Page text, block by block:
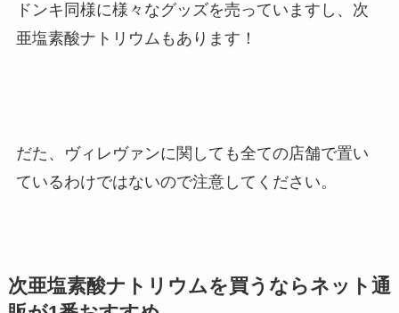
ドンキ同様に様々なグッズを売っていますし、次
亜塩素酸ナトリウムもあります！
だた、ヴィレヴァンに関しても全ての店舗で置い
ているわけではないので注意してください。
次亜塩素酸ナトリウムを買うならネット通